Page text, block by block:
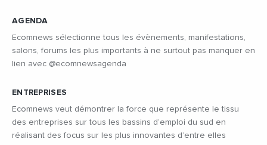
AGENDA
Ecomnews sélectionne tous les évènements, manifestations,
salons, forums les plus importants à ne surtout pas manquer en
lien avec @ecomnewsagenda
ENTREPRISES
Ecomnews veut démontrer la force que représente le tissu
des entreprises sur tous les bassins d’emploi du sud en
réalisant des focus sur les plus innovantes d’entre elles